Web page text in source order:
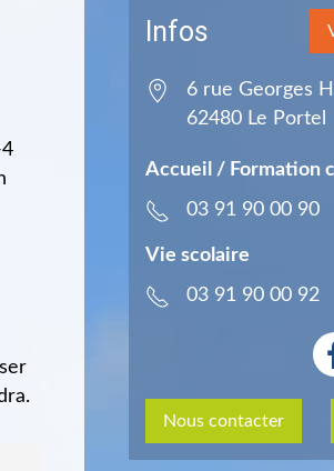
Infos
6 rue Georges
62480 Le Portel
Accueil / Formation
03 91 90 00 90
Vie scolaire
03 91 90 00 92
Nous contacter